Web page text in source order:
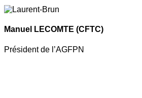
Manuel LECOMTE (CFTC)
Président de l’AGFPN